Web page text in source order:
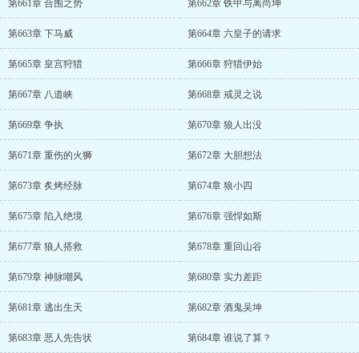
第661章 合围之势 第662章 铁甲与离尚坤
第663章 下马威 第664章 六皇子的请求
第665章 皇宫狩猎 第666章 狩猎伊始
第667章 八道峡 第668章 戒灵之说
第669章 争执 第670章 狼人出没
第671章 重伤的火狮 第672章 大胆想法
第673章 炙烤经脉 第674章 狼小四
第675章 陷入绝境 第676章 强悍如斯
第677章 狼人搭救 第678章 重回山谷
第679章 神脉嘲风 第680章 实力差距
第681章 逃出生天 第682章 酒鬼吴坤
第683章 恶人先告状 第684章 谁说了算？